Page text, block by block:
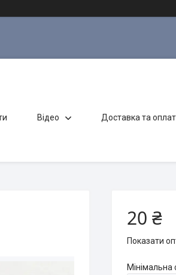
Відео Доставка та
20 ₴
Показати
Мінімальна